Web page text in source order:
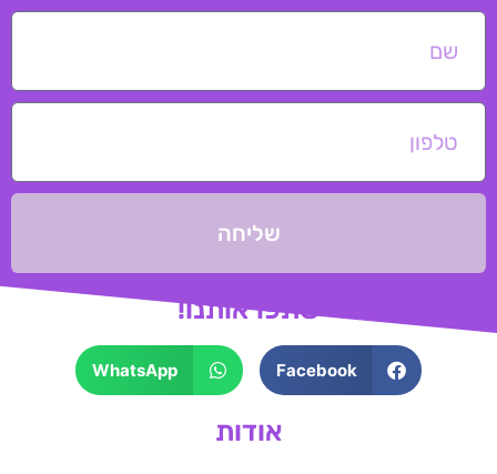
שליחה
שתפו אותנו!
Facebook
WhatsApp
אודות